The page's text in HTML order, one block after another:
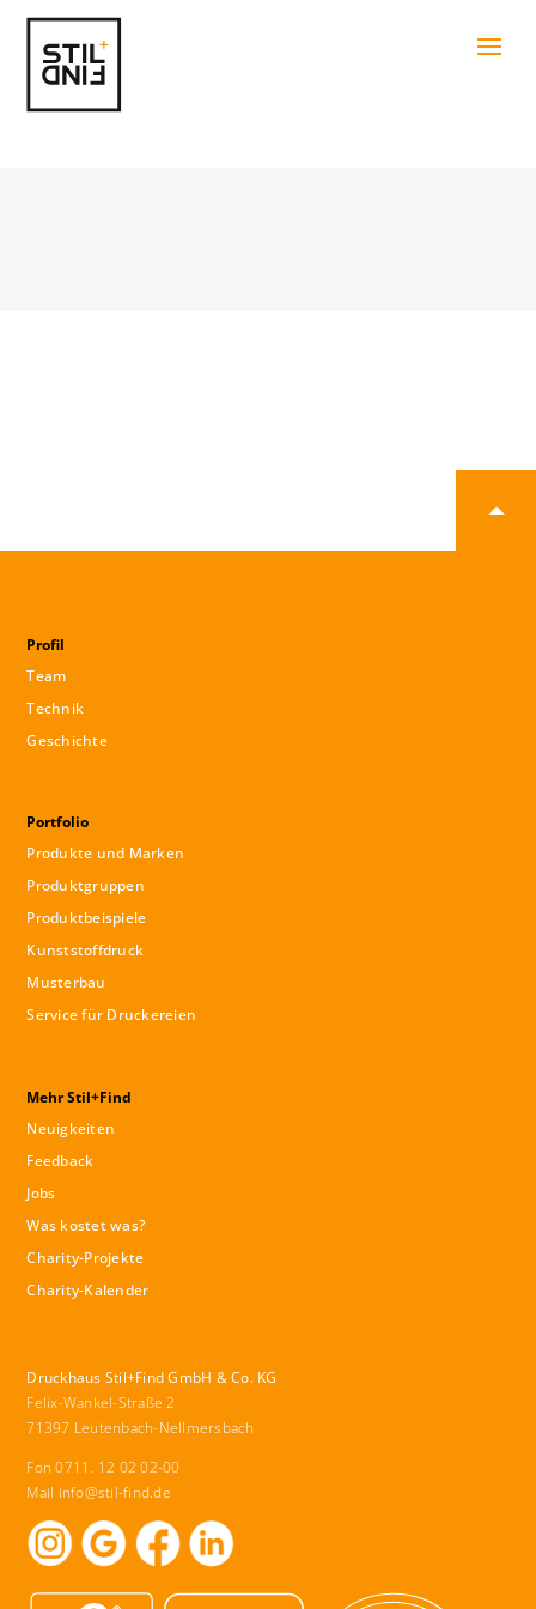
Profil
Team
Technik
Geschichte
Portfolio
Produkte und Marken
Produktgruppen
Produktbeispiele
Kunststoffdruck
Musterbau
Service für Druckereien
Mehr Stil+Find
Neuigkeiten
Feedback
Jobs
Was kostet was?
Charity-Projekte
Charity-Kalender
Druckhaus Stil+Find GmbH & Co. KG
Felix-Wankel-Straße 2
71397 Leutenbach-Nellmersbach
Fon 0711. 12 02 02-00
Mail info@stil-find.de